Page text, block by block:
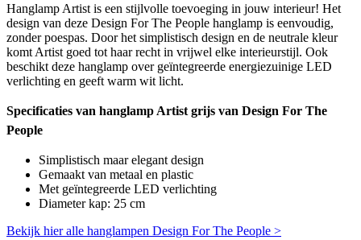
Hanglamp Artist is een stijlvolle toevoeging in jouw interieur! Het
design van deze Design For The People hanglamp is eenvoudig,
zonder poespas. Door het simplistisch design en de neutrale kleur
komt Artist goed tot haar recht in vrijwel elke interieurstijl. Ook
beschikt deze hanglamp over geïntegreerde energiezuinige LED
verlichting en geeft warm wit licht.
Specificaties van hanglamp Artist grijs van Design For The
People
Simplistisch maar elegant design
Gemaakt van metaal en plastic
Met geïntegreerde LED verlichting
Diameter kap: 25 cm
Bekijk hier alle hanglampen Design For The People >